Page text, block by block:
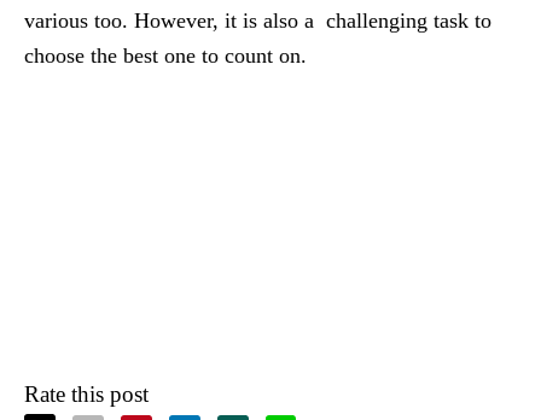
various too. However, it is also a challenging task to
choose the best one to count on.
Rate this post